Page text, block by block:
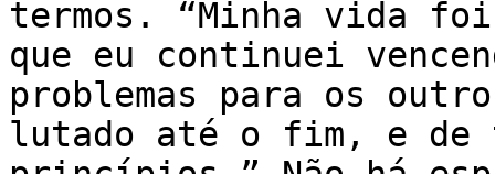
termos. “Minha vida
que eu continuei
problemas para os
lutado até o fim, e de